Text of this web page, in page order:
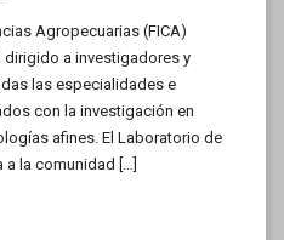
Agropecuarias (FICA)
dirigido a investigadores y
las especialidades e
con la investigación en
afines. El Laboratorio de
la comunidad […]